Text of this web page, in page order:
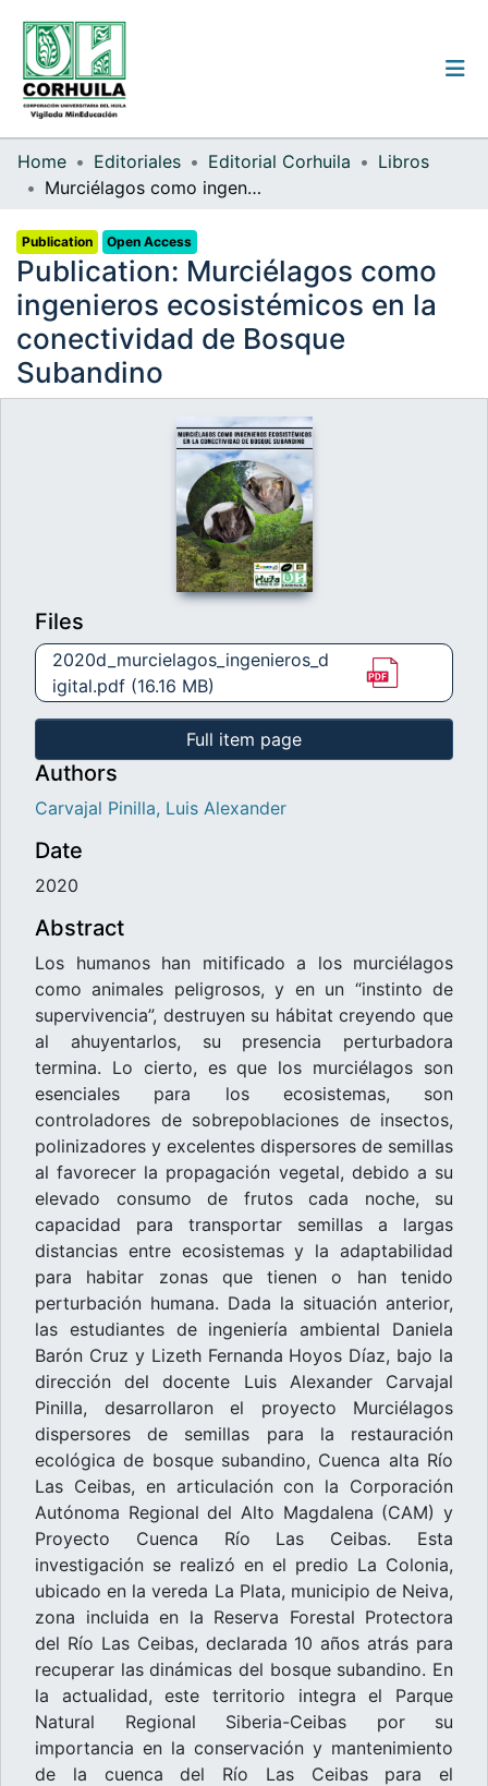
Institutional guidelines
Communities & Collections
All of the repository
Statistics
Log
In
Home Editoriales Editorial Corhuila
Libros
Murciélagos como ingenieros ecosistémicos en la conectividad de Bosque Subandino
Publication Open Access
Publication: Murciélagos como
ingenieros ecosistémicos en la
conectividad de Bosque
Subandino
Files
2020d_murcielagos_ingenieros_d
igital.pdf (16.16 MB)
Full item page
Authors
Carvajal Pinilla, Luis Alexander
Date
2020
Abstract
Los humanos han mitificado a los murciélagos
como animales peligrosos, y en un “instinto de
supervivencia”, destruyen su hábitat creyendo que
al ahuyentarlos, su presencia perturbadora
termina. Lo cierto, es que los murciélagos son
esenciales para los ecosistemas, son
controladores de sobrepoblaciones de insectos,
polinizadores y excelentes dispersores de semillas
al favorecer la propagación vegetal, debido a su
elevado consumo de frutos cada noche, su
capacidad para transportar semillas a largas
distancias entre ecosistemas y la adaptabilidad
para habitar zonas que tienen o han tenido
perturbación humana. Dada la situación anterior,
las estudiantes de ingeniería ambiental Daniela
Barón Cruz y Lizeth Fernanda Hoyos Díaz, bajo la
dirección del docente Luis Alexander Carvajal
Pinilla, desarrollaron el proyecto Murciélagos
dispersores de semillas para la restauración
ecológica de bosque subandino, Cuenca alta Río
Las Ceibas, en articulación con la Corporación
Autónoma Regional del Alto Magdalena (CAM) y
Proyecto Cuenca Río Las Ceibas. Esta
investigación se realizó en el predio La Colonia,
ubicado en la vereda La Plata, municipio de Neiva,
zona incluida en la Reserva Forestal Protectora
del Río Las Ceibas, declarada 10 años atrás para
recuperar las dinámicas del bosque subandino. En
la actualidad, este territorio integra el Parque
Natural Regional Siberia-Ceibas por su
importancia en la conservación y mantenimiento
de la cuenca del Río Las Ceibas para el